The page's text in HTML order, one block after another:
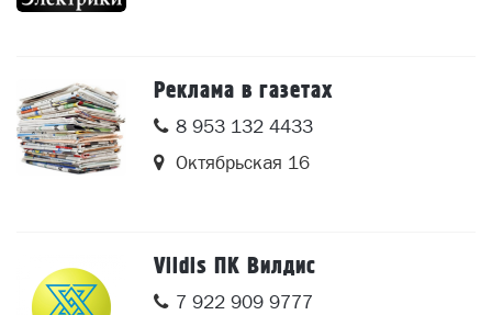
Реклама в газетах
8 953 132 4433
Октябрьская 16
Vildis ПК Вилдис
7 922 909 9777